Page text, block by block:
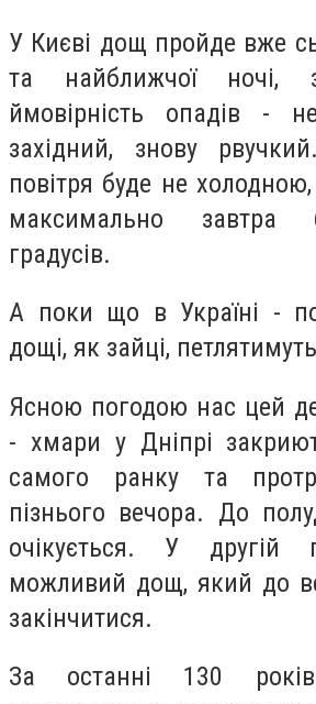
У Києві дощ пройде вже
та найближчої ночі,
ймовірність опадів -
західний, знову
повітря буде не
максимально завтра
градусів.
А поки що в Україні -
дощі, як зайці,
Ясною погодою нас цей
- хмари у Дніпрі
самого ранку та
пізнього вечора. До
очікується. У другій
можливий дощ, який до
закінчитися.
За останні 130